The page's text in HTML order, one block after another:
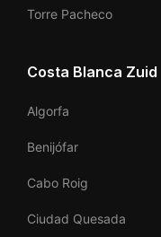
Torre Pacheco
Costa Blanca Zuid
Algorfa
Benijófar
Cabo Roig
Ciudad Quesada